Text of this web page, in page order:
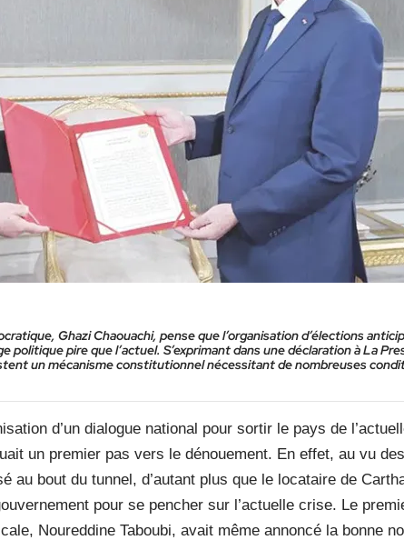
Ghazi Chaouachi, pense que l’organisation d’élections
politique pire que l’actuel. S’exprimant dans une déclaration à La
un mécanisme constitutionnel nécessitant de nombreuses
d’un dialogue national pour sortir le pays de
un premier pas vers le dénouement. En effet, au vu
au bout du tunnel, d’autant plus que le locataire de
pour se pencher sur l’actuelle crise. Le
Noureddine Taboubi, avait même annoncé la bonne